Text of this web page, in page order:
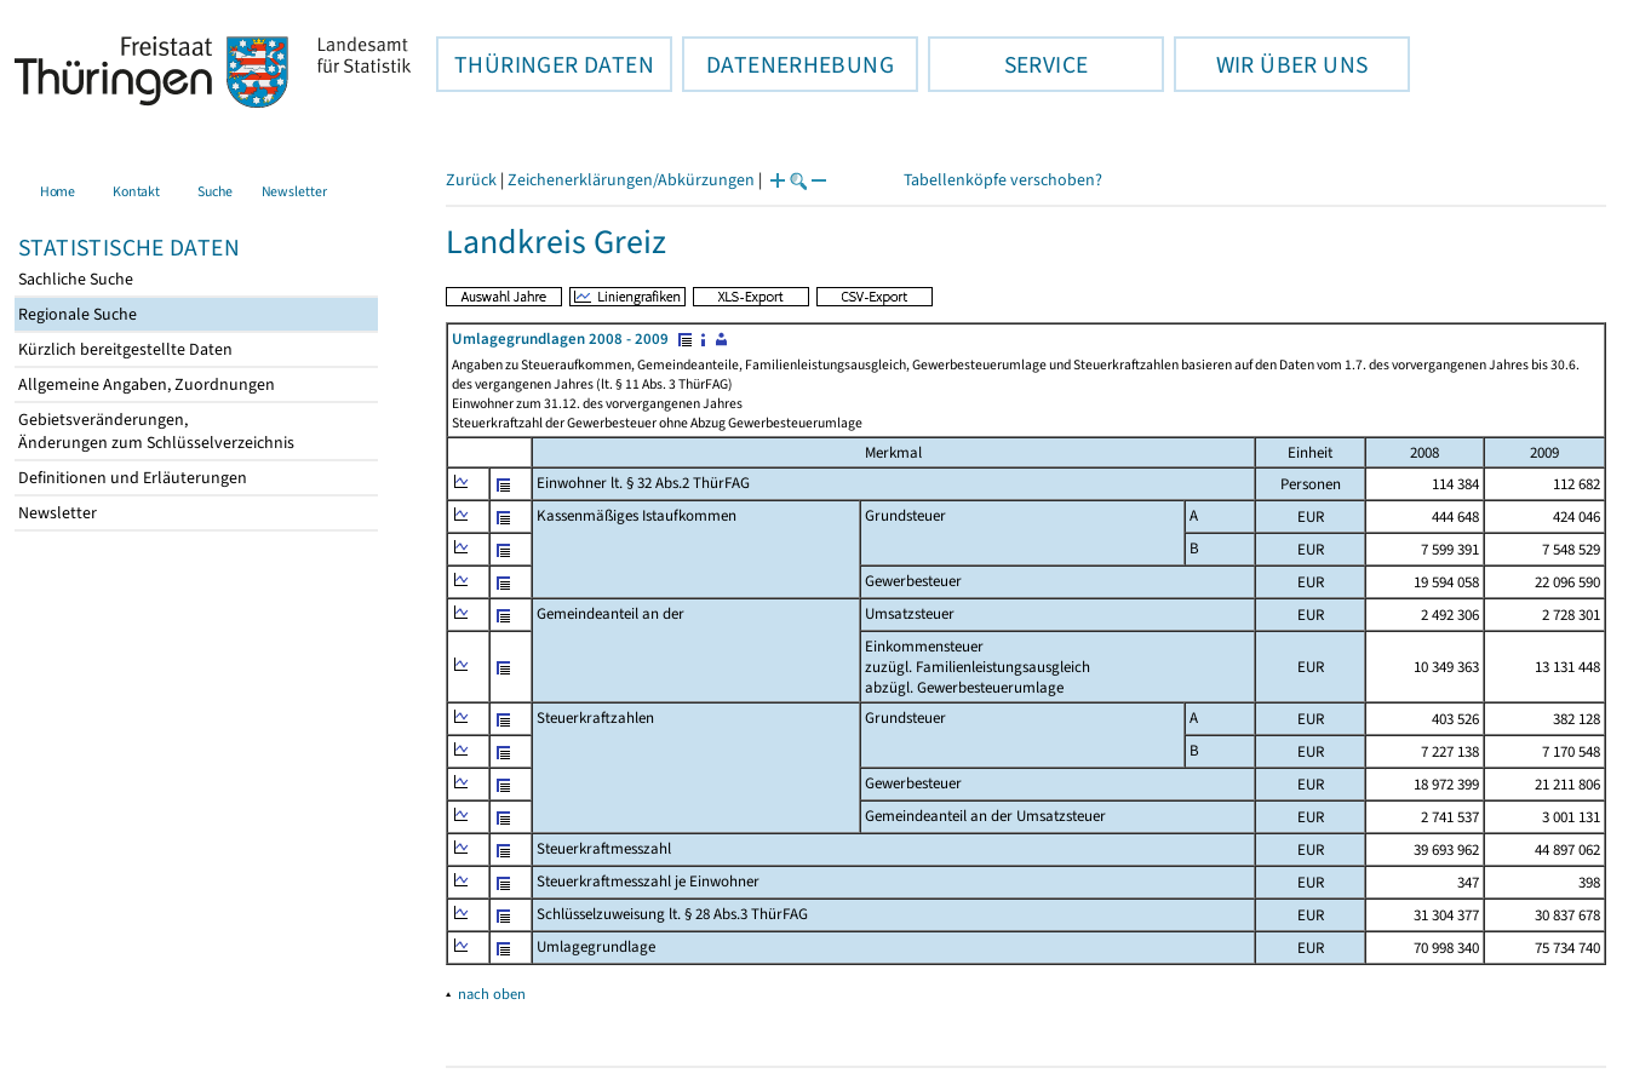
THÜRINGER DATEN DATENERHEBUNG SERVICE WIR ÜBER UNS
Home Kontakt Suche Newsletter
STATISTISCHE DATEN
Sachliche Suche
Regionale Suche
Kürzlich bereitgestellte Daten
Allgemeine Angaben, Zuordnungen
Gebietsveränderungen,
Änderungen zum Schlüsselverzeichnis
Definitionen und Erläuterungen
Newsletter
Zurück | Zeichenerklärungen/Abkürzungen | Tabellenköpfe verschoben?
Landkreis Greiz
Umlagegrundlagen 2008 - 2009
Angaben zu Steueraufkommen, Gemeindeanteile, Familienleistungsausgleich, Gewerbesteuerumlage und Steuerkraftzahlen basieren auf den Daten vom 1.7. des vorvergangenen Jahres bis 30.6.
des vergangenen Jahres (lt. § 11 Abs. 3 ThürFAG)
Einwohner zum 31.12. des vorvergangenen Jahres
Steuerkraftzahl der Gewerbesteuer ohne Abzug Gewerbesteuerumlage
Merkmal Einheit 2008
2009
Einwohner lt. § 32 Abs.2 ThürFAG
Personen 114 384
112 682
Kassenmäßiges Istaufkommen
Grundsteuer A EUR 444 648
424 046
B
EUR 7 599 391
7 548 529
Gewerbesteuer
EUR 19 594 058
22 096 590
Gemeindeanteil an der
Umsatzsteuer EUR 2 492 306
2 728 301
Einkommensteuer
zuzügl. Familienleistungsausgleich
abzügl. Gewerbesteuerumlage
EUR 10 349 363 13 131 448
Steuerkraftzahlen Grundsteuer A EUR 403 526
382 128
B
EUR 7 227 138
7 170 548
Gewerbesteuer
EUR 18 972 399
21 211 806
Gemeindeanteil an der Umsatzsteuer
EUR 2 741 537
3 001 131
Steuerkraftmesszahl
EUR 39 693 962
44 897 062
Steuerkraftmesszahl je Einwohner
EUR 347
398
Schlüsselzuweisung lt. § 28 Abs.3 ThürFAG
EUR 31 304 377
30 837 678
Umlagegrundlage
EUR 70 998 340 75 734 740
▴ nach oben